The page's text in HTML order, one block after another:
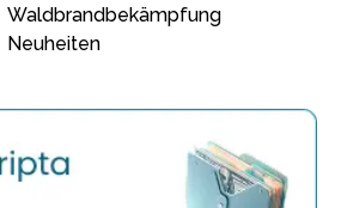
Waldbrandbekämpfung
Neuheiten